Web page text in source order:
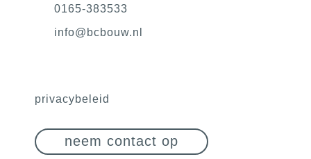
0165-383533
ln.wuobcb
@ofni
privacybeleid
neem contact op